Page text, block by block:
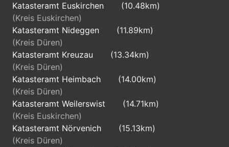
Katasteramt Euskirchen
(10.48km)
(Kreis Euskirchen)
Katasteramt Nideggen
(11.89km)
(Kreis Düren)
Katasteramt Kreuzau
(13.34km)
(Kreis Düren)
Katasteramt Heimbach
(14.00km)
(Kreis Düren)
Katasteramt Weilerswist
(14.71km)
(Kreis Euskirchen)
Katasteramt Nörvenich
(15.13km)
(Kreis Düren)